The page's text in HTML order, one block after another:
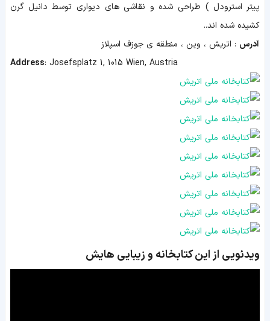
پیتر استرودل ) طراحی شده و نقاشی های دیواری توسط دانیل گرن
کشیده شده اند..
آدرس : اتریش ، وین ، منطقه ی جوزف اسپلاز
Address: Josefsplatz 1, 1015 Wien, Austria
ویدئویی از این کتابخانه و زیبایی هایش